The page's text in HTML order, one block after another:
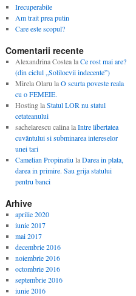
Irecuperabile
Am trait prea putin
Care este scopul?
Comentarii recente
Alexandrina CostealaCe rost mai are?
(din ciclul „Solilocvii indecente”)
Mirela Olaru laO scurta poveste reala
cu o FEMEIE.
HostinglaStatul LOR nu statul
cetateanului
sachelarescu calinalaIntre libertatea
cuvântului si subminarea intereselor
unei tari
Camelian Propinatiu laDarea in plata,
darea in primire. Sau grija statului
pentru banci
Arhive
aprilie 2020
iunie 2017
mai 2017
decembrie 2016
noiembrie 2016
octombrie 2016
septembrie 2016
iunie 2016